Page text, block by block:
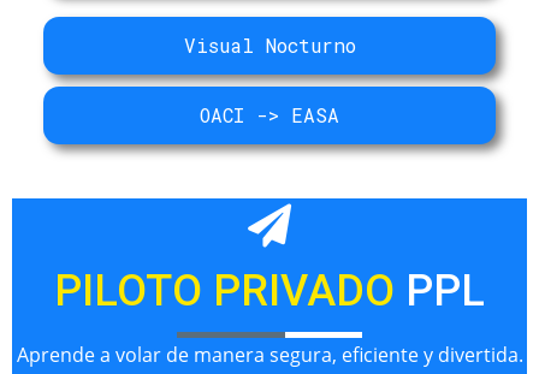
Visual Nocturno
OACI -> EASA
PILOTO PRIVADO PPL
Aprende a volar de manera segura, eficiente y divertida.